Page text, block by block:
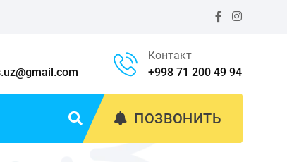
Контакт
+998 71 200 49 94
ПОЗВОНИТЬ